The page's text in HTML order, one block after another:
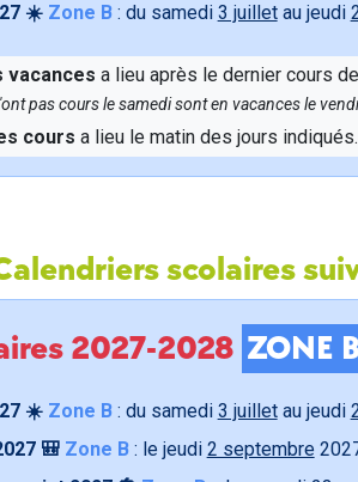
☀️ Zone B: du samedi 3 juilletau jeudi
vacances a lieu après le dernier cours
pas cours le samedi sont en vacances le
cours a lieu le matin des jours indiqués.
scolaires
2027-2028 ZONE B
☀️ Zone B: du samedi 3 juilletau jeudi
🎒 Zone B: le jeudi 2 septembre